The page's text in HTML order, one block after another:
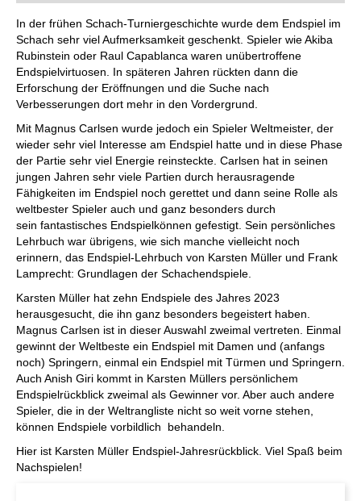
individueller als je zuvor.
In der frühen Schach-Turniergeschichte wurde dem Endspiel im
Schach sehr viel Aufmerksamkeit geschenkt. Spieler wie Akiba
Rubinstein oder Raul Capablanca waren unübertroffene
Endspielvirtuosen. In späteren Jahren rückten dann die
Erforschung der Eröffnungen und die Suche nach
Verbesserungen dort mehr in den Vordergrund.
Mit Magnus Carlsen wurde jedoch ein Spieler Weltmeister, der
wieder sehr viel Interesse am Endspiel hatte und in diese Phase
der Partie sehr viel Energie reinsteckte. Carlsen hat in seinen
jungen Jahren sehr viele Partien durch herausragende
Fähigkeiten im Endspiel noch gerettet und dann seine Rolle als
weltbester Spieler auch und ganz besonders durch
sein fantastisches Endspielkönnen gefestigt. Sein persönliches
Lehrbuch war übrigens, wie sich manche vielleicht noch
erinnern, das Endspiel-Lehrbuch von Karsten Müller und Frank
Lamprecht: Grundlagen der Schachendspiele.
Karsten Müller hat zehn Endspiele des Jahres 2023
herausgesucht, die ihn ganz besonders begeistert haben.
Magnus Carlsen ist in dieser Auswahl zweimal vertreten. Einmal
gewinnt der Weltbeste ein Endspiel mit Damen und (anfangs
noch) Springern, einmal ein Endspiel mit Türmen und Springern.
Auch Anish Giri kommt in Karsten Müllers persönlichem
Endspielrückblick zweimal als Gewinner vor. Aber auch andere
Spieler, die in der Weltrangliste nicht so weit vorne stehen,
können Endspiele vorbildlich behandeln.
Hier ist Karsten Müller Endspiel-Jahresrückblick. Viel Spaß beim
Nachspielen!